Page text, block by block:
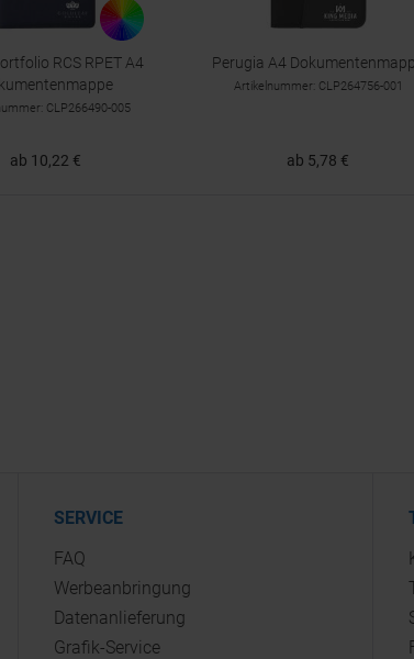
RCS RPET A4
CLP266490-005
ab 10,22 €
Perugia A4
Artikelnummer: CLP264756-001
ab 5,78 €
SERVICE
FAQ
Werbeanbringung
Datenanlieferung
Grafik-Service